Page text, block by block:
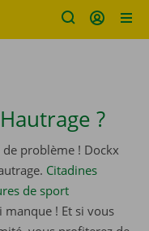
?
de problème ! Dockx
Citadines
de sport
manque ! Et si vous